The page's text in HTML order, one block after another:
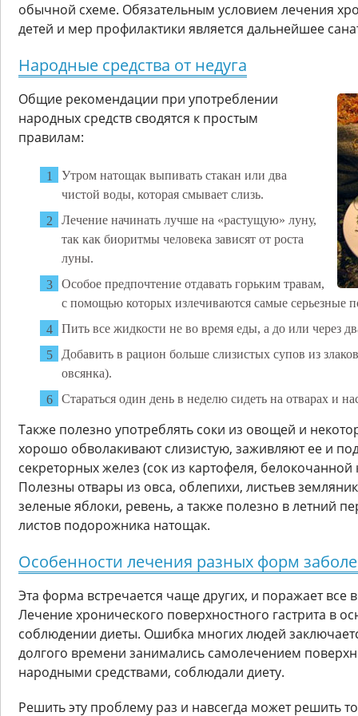
обычной схеме. Обязательным условием лечения
детей и мер профилактики является дальнейшее
Народные средства от недуга
Общие рекомендации при употреблении
народных средств сводятся к простым
правилам:
Утром натощак выпивать стакан или два
чистой воды, которая смывает слизь.
Лечение начинать лучше на «растущую» луну,
так как биоритмы человека зависят от роста
луны.
Особое предпочтение отдавать горьким травам,
с помощью которых излечиваются самые серьезные
Пить все жидкости не во время еды, а до или через
Добавить в рацион больше слизистых супов из
овсянка).
Стараться один день в неделю сидеть на отварах и
Также полезно употреблять соки из овощей и
хорошо обволакивают слизистую, заживляют ее и
секреторных желез (сок из картофеля,
Полезны отвары из овса, облепихи, листьев
зеленые яблоки, ревень, а также полезно в летний
листов подорожника натощак.
Особенности лечения разных форм
Эта форма встречается чаще других, и поражает все
Лечение хронического поверхностного гастрита в
соблюдении диеты. Ошибка многих людей
долгого времени занимались самолечением
народными средствами, соблюдали диету.
Решить эту проблему раз и навсегда может решить